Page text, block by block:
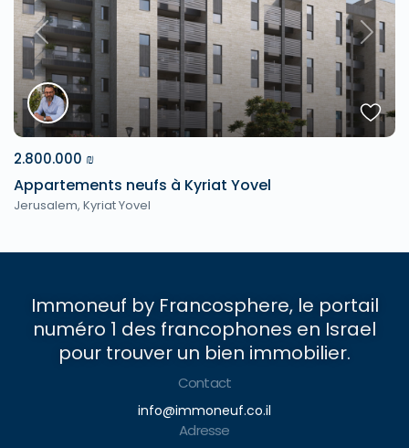
Previous Next
2.800.000 ₪
Appartements neufs à Kyriat Yovel
Jerusalem, Kyriat Yovel
Immoneuf by Francosphere, le portail
numéro 1 des francophones en Israel
pour trouver un bien immobilier.
Contact
info@immoneuf.co.il
Adresse